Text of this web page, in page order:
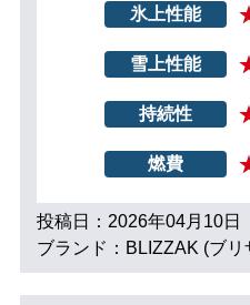
氷上性能
雪上性能
持続性
燃費
投稿日：2026年04月10日
ブランド：BLIZZAK (ブ